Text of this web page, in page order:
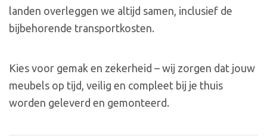
landen overleggen we altijd samen, inclusief de
bijbehorende transportkosten.
Kies voor gemak en zekerheid – wij zorgen dat jouw
meubels op tijd, veilig en compleet bij je thuis
worden geleverd en gemonteerd.